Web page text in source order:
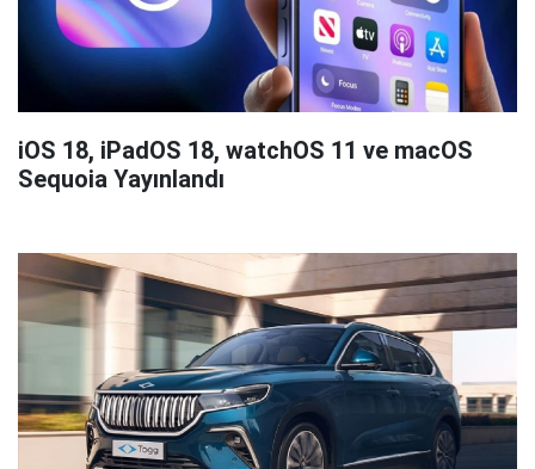
iOS 18, iPadOS 18, watchOS 11 ve macOS
Sequoia Yayınlandı